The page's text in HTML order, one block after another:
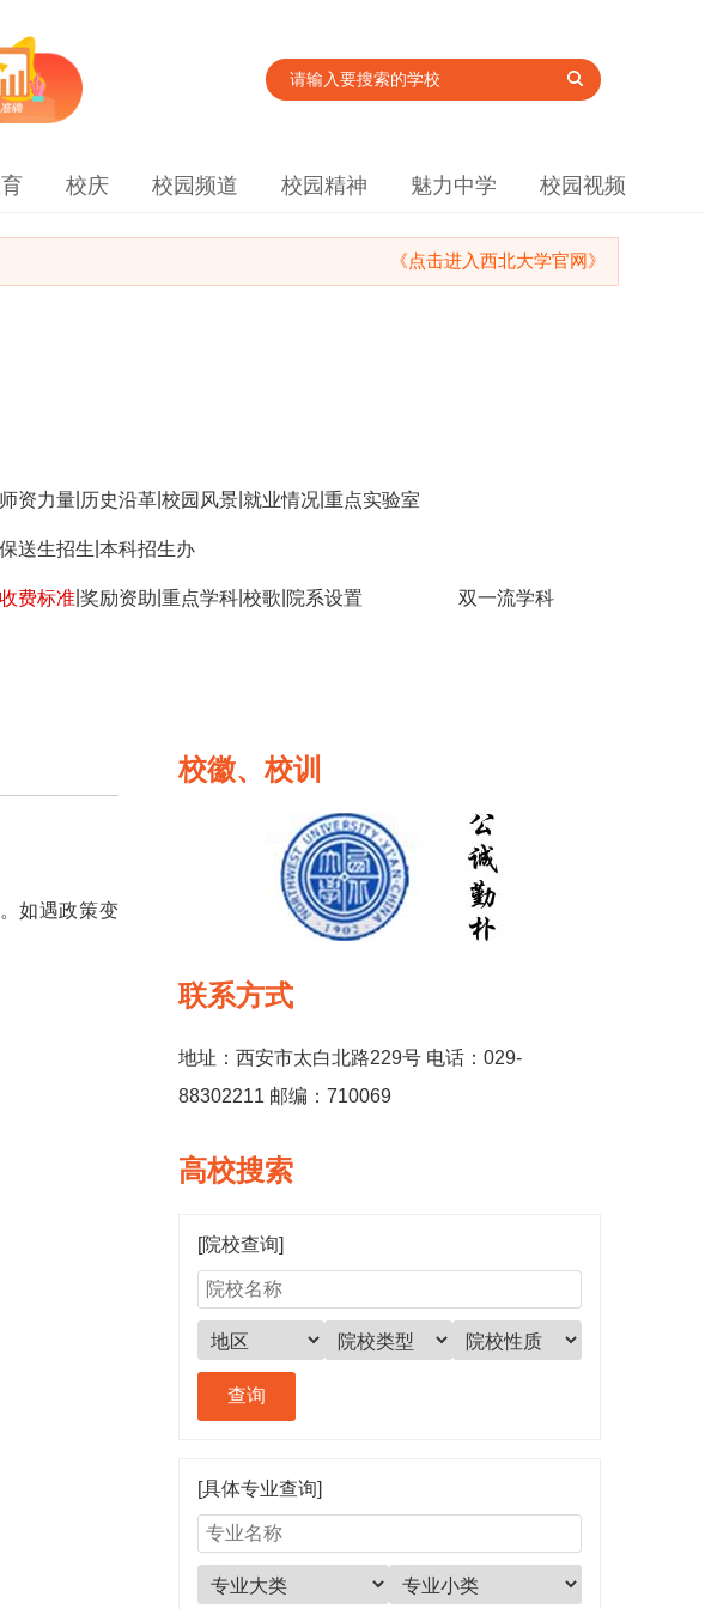
校庆 校园频道 校园精神 魅力中学 校园视频
《点击进入西北大学官网》
师资力量 历史沿革 |校园风景 就业情况 |重点实验室
保送生招生 |本科招生办
收费标准 |奖励资助 |重点学科 |校歌 院系设置 双一流学科
如遇政策变
校徽、校训
联系方式
地址：西安市太白北路229号 电话：029-
88302211 邮编：710069
高校搜索
[院校查询]
[具体专业查询]